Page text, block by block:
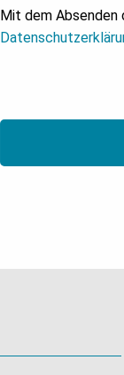
Mit dem Absenden